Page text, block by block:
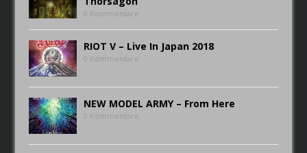
0 Kommentare
RIOT V – Live In Japan 2018
0 Kommentare
NEW MODEL ARMY – From Here
0 Kommentare